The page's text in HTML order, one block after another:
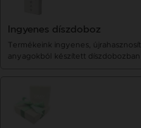
Ingyenes díszdoboz
Termékeink ingyenes,
anyagokból készített